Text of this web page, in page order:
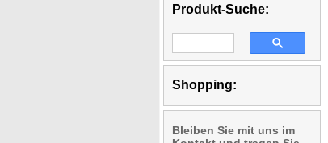
Produkt-Suche:
Shopping:
Bleiben Sie mit uns im